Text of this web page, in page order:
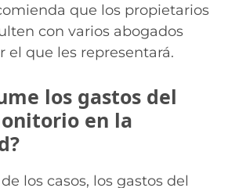
que los propietarios
con varios abogados
el que les representará.
los gastos del
en la
los casos, los gastos del